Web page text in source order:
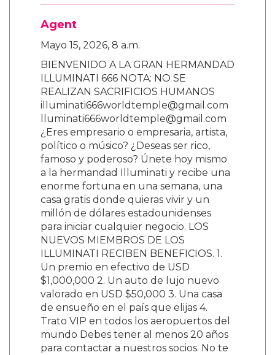
Agent
Mayo 15, 2026, 8 a.m.
BIENVENIDO A LA GRAN HERMANDAD
ILLUMINATI 666 NOTA: NO SE
REALIZAN SACRIFICIOS HUMANOS
illuminati666worldtemple@gmail.com
lluminati666worldtemple@gmail.com
¿Eres empresario o empresaria, artista,
político o músico? ¿Deseas ser rico,
famoso y poderoso? Únete hoy mismo
a la hermandad Illuminati y recibe una
enorme fortuna en una semana, una
casa gratis donde quieras vivir y un
millón de dólares estadounidenses
para iniciar cualquier negocio. LOS
NUEVOS MIEMBROS DE LOS
ILLUMINATI RECIBEN BENEFICIOS. 1.
Un premio en efectivo de USD
$1,000,000 2. Un auto de lujo nuevo
valorado en USD $50,000 3. Una casa
de ensueño en el país que elijas 4.
Trato VIP en todos los aeropuertos del
mundo Debes tener al menos 20 años
para contactar a nuestros socios. No te